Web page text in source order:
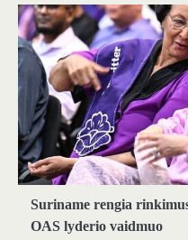
Suriname rengia
OAS lyderio vaidmuo